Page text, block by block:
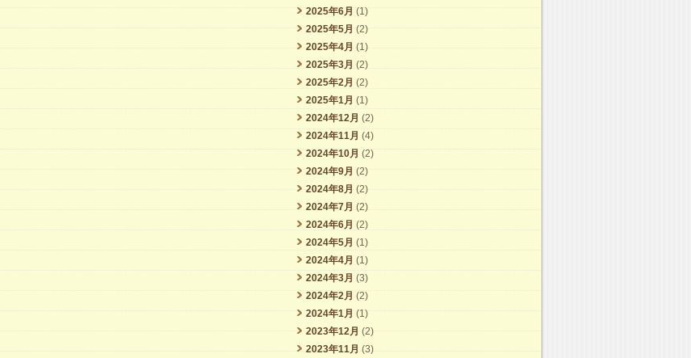
2025年6月 (1)
2025年5月 (2)
2025年4月 (1)
2025年3月 (2)
2025年2月 (2)
2025年1月 (1)
2024年12月 (2)
2024年11月 (4)
2024年10月 (2)
2024年9月 (2)
2024年8月 (2)
2024年7月 (2)
2024年6月 (2)
2024年5月 (1)
2024年4月 (1)
2024年3月 (3)
2024年2月 (2)
2024年1月 (1)
2023年12月 (2)
2023年11月 (3)